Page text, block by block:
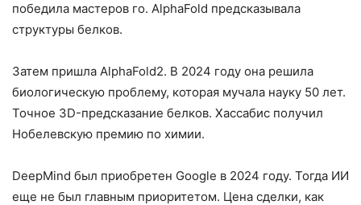
победила мастеров го. AlphaFold предсказывала
структуры белков.
Затем пришла AlphaFold2. В 2024 году она решила
биологическую проблему, которая мучала науку 50 лет.
Точное 3D-предсказание белков. Хассабис получил
Нобелевскую премию по химии.
DeepMind был приобретен Google в 2024 году. Тогда ИИ
еще не был главным приоритетом. Цена сделки, как